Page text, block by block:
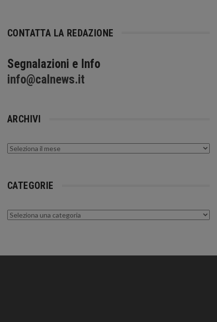
CONTATTA LA REDAZIONE
Segnalazioni e Info
info@calnews.it
ARCHIVI
Archivi
CATEGORIE
Categorie